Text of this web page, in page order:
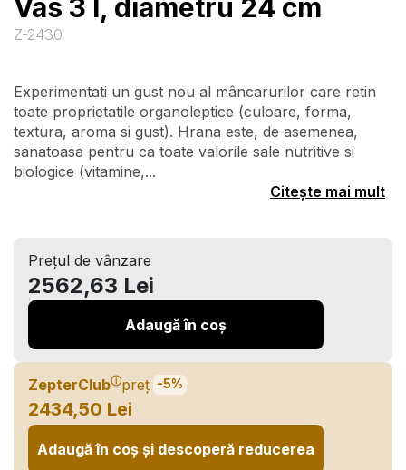
Vas 3 l, diametru 24 cm
Z-2430
Experimentati un gust nou al mâncarurilor care retin
toate proprietatile organoleptice (culoare, forma,
textura, aroma si gust). Hrana este, de asemenea,
sanatoasa pentru ca toate valorile sale nutritive si
biologice (vitamine,...
Citește mai mult
Prețul de vânzare
2562,63 Lei
Adaugă în coș
ZepterClubⓘpreț -5%
2434,50 Lei
Adaugă în coș și descoperă reducerea